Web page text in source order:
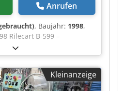
Anrufen
, Baujahr: 1998,
Rilecart B-599 –
Eine
O“-Bindemaschine mit
von bis zu 4000
die eine Vielzahl von
von 5/16
Kleinanzeige